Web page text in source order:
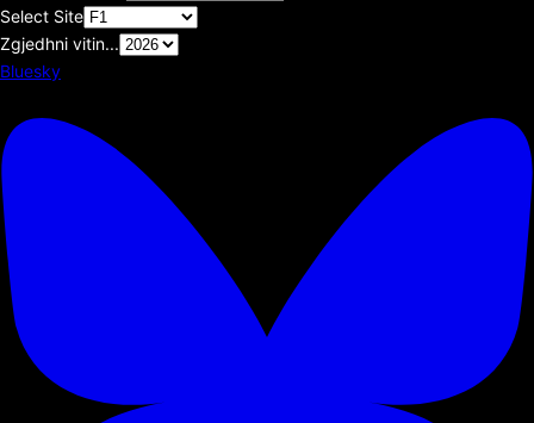
Select Site
Zgjedhni vitin...
Bluesky